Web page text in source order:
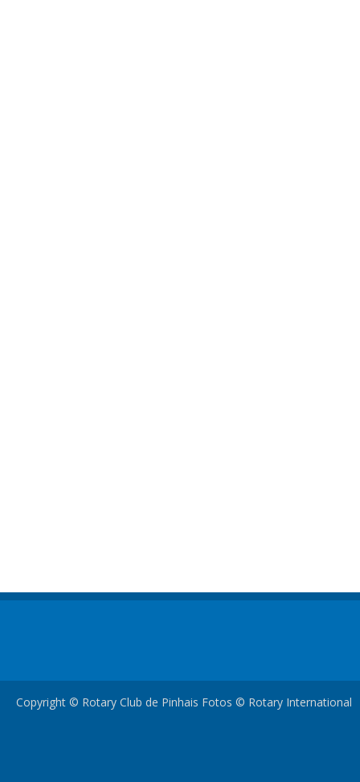
Copyright © Rotary Club de Pinhais Fotos © Rotary International